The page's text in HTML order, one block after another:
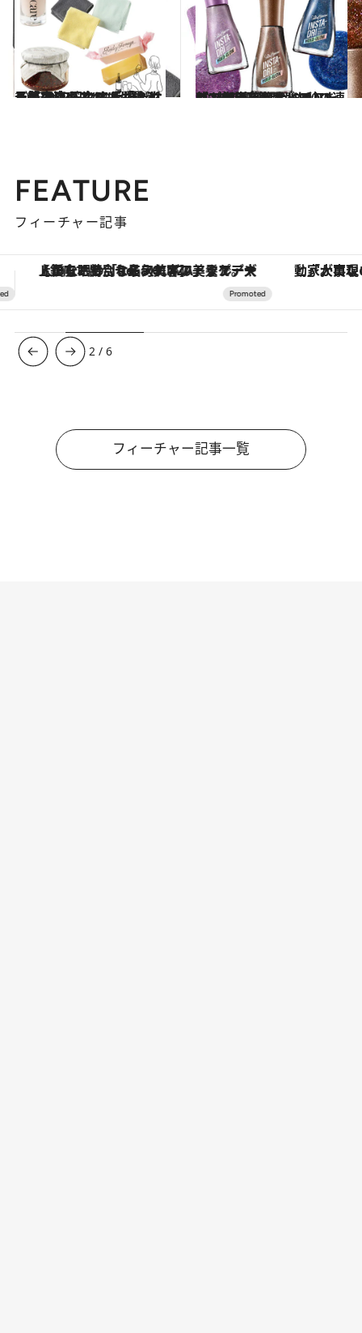
2025.2.27
予算2000円台でも「センスの良いギフト」が買える！ ハンドタオルもネイル美容液も、“お手頃だけど質の高いもの”を選ぶなら？
ライフスタイル 2024.11.5
【プチプラ】サリーハンセン新作 “時間がない！ でもお洒落なネイルしたい”人の最適解。60秒の速乾で指先を即ドレスアップ
ビューティ＆ヘルス
FEATURE
フィーチャー記事
「大事なのは地域の意識を変えること」。ロレックス賞受賞の自然保護活動家が実現させたナイジェリアの自然環境の復活 【夏限定ディナーコース】旬を
3 /6
フィーチャー記事一覧